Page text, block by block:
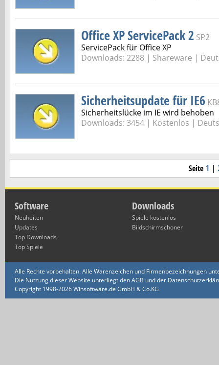
Office XP ServicePack 2 SP2
ServicePack für Office XP
Downloads: 2288 | Shareware |
Sicherheitsupdate für IE6
Sicherheitslücke im IE wird behoben
Downloads: 3454 | Kostenlos |
Seite 1 |
Software
Neuheiten
Updates
Top Downloads
Top Spiele
Downloads
Spiele kostenlos
Bildschirmschoner
Alle Rechte vorbehalten. Alle Warenzeichen und Firmenbezeichnungen
Die Nutzung dieser Website unterliegt den AGB und der
Copyright 1998-2026 Winsoftware.de GmbH & Co.KG